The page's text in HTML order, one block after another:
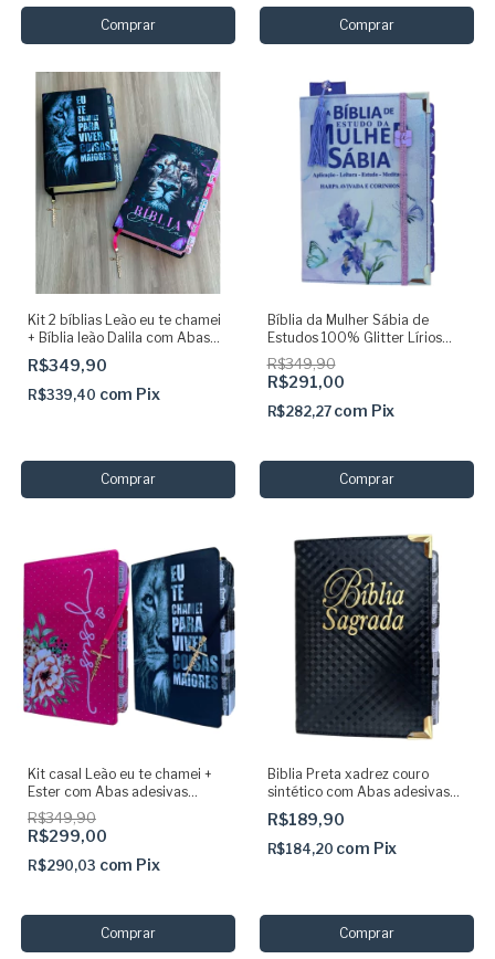
Kit 2 bíblias Leão eu te chamei
+ Bíblia leão Dalila com Abas
adesivas com pingente Jesus
R$349,90
R$339,40 com Pix
Bíblia da Mulher Sábia de
Estudos 100% Glitter Lírios
lilás com Abas adesivas e
Harpa + Elástico
R$349,90
R$291,00
R$282,27 com Pix
Kit casal Leão eu te chamei +
Ester com Abas adesivas
coladas e pingente Jesus
R$349,90
R$299,00
R$290,03 com Pix
Biblia Preta xadrez couro
sintético com Abas adesivas
Cp dura acolchoada e borda
dourada ARC
R$189,90
R$184,20 com Pix